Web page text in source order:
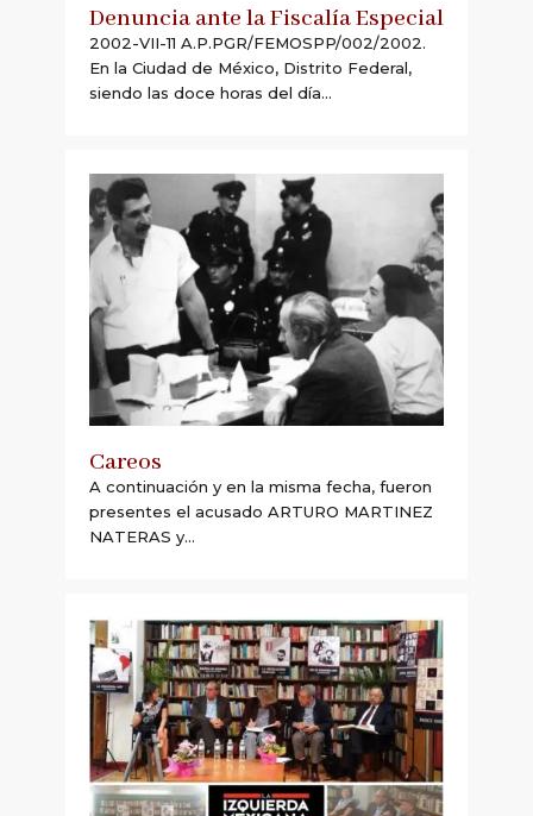
Denuncia ante la Fiscalía Especial
2002-VII-11 A.P.PGR/FEMOSPP/002/2002.
En la Ciudad de México, Distrito Federal,
siendo las doce horas del día...
Careos
A continuación y en la misma fecha, fueron
presentes el acusado ARTURO MARTINEZ
NATERAS y...